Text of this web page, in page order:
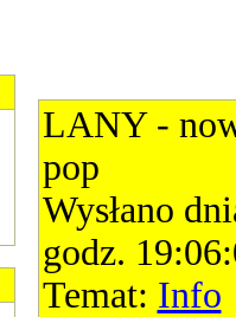
LANY -
pop
Wysłano
godz.
Temat: Info